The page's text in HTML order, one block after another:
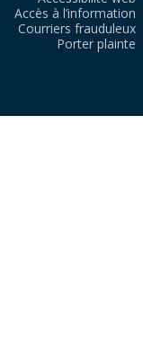
Accès à l’information
Courriers frauduleux
Porter plainte